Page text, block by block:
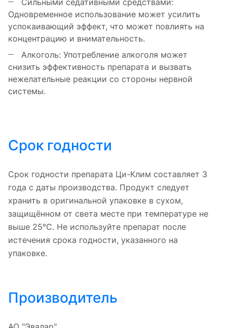
Одновременное использование может усилить
успокаивающий эффект, что может повлиять на
концентрацию и внимательность.
Алкоголь: Употребление алкоголя может
снизить эффективность препарата и вызвать
нежелательные реакции со стороны нервной
системы.
Срок годности
Срок годности препарата Ци-Клим составляет 3
года с даты производства. Продукт следует
хранить в оригинальной упаковке в сухом,
защищённом от света месте при температуре не
выше 25°C. Не используйте препарат после
истечения срока годности, указанного на
упаковке.
Производитель